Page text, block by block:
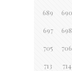
689 690
697 698
705 706
713 714